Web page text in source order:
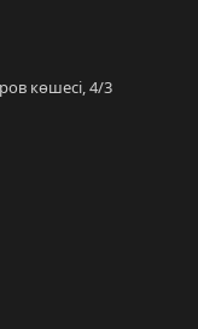
көшесі, 4/3